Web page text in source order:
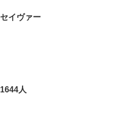
セイヴァー
1644人